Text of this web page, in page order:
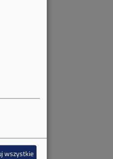
wszystkie